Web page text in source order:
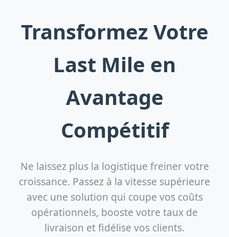
Transformez Votre
Last Mile en
Avantage
Compétitif
Ne laissez plus la logistique freiner votre
croissance. Passez à la vitesse supérieure
avec une solution qui coupe vos coûts
opérationnels, booste votre taux de
livraison et fidélise vos clients.